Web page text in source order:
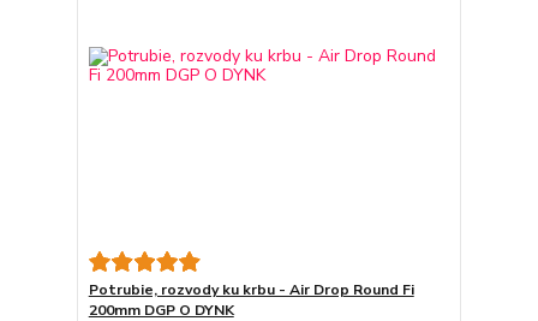
Potrubie, rozvody ku krbu - Air Drop Round Fi
200mm DGP O DYNK